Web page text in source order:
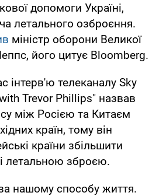
допомоги Україні,
летального озброєння.
міністр оборони Великої
його цитує Вloomberg.
інтерв'ю телеканалу Sky
Trevor Phillips" назвав
між Росією та Китаєм
країн, тому він
країни збільшити
летальною зброєю.
нашому способу життя.